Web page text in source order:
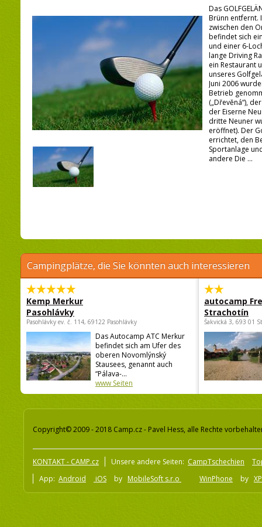
Das
Brünn entfernt.
zwischen den
befindet sich
und einer 6-
lange Driving
ein Restaurant
unseres
Juni 2006
Betrieb
(„Dřevěná“),
der Eiserne
dritte Neuner
eröffnet). Der
errichtet, den
Sportanlage
andere Die ...
Campingplätze, die Sie könnten auch interessieren
Kemp Merkur
Pasohlávky
Pasohlávky ev. č. 114, 69122 Pasohlávky
Das Autocamp ATC Merkur
befindet sich am Ufer des
oberen Novomlýnský
Stausees, genannt auch
“Pálava-...
www Seiten
autocamp
Strachotín
Šakvická 3, 693 01
Copyright© 2009 - 2018 Camp.cz - Pavel Hess, alle Rechte
KONTAKT - CAMP.cz Unsere andere Seiten: CampTschechien
App: Android iOS by MobileSoft s.r.o WinPhone by